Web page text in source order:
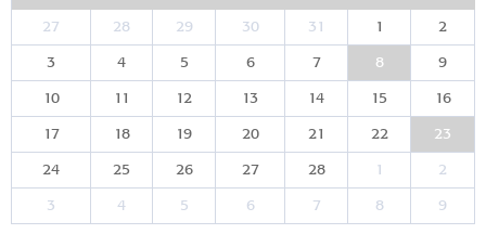
27 28 29 30 31 1 2
3 4 5 6 7 8 9
10 11 12 13 14 15 16
17 18 19 20 21 22 23
24 25 26 27 28 1 2
3 4 5 6 7 8 9